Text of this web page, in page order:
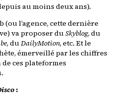
au moins deux ans).
(ou l’agence, cette dernière
va proposer duSkyblog, du
, duDailyMotion, etc. Et le
émerveillé par les chiffres
ces plateformes
: